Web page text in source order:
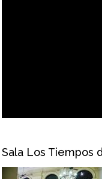
Sala Los Tiempos